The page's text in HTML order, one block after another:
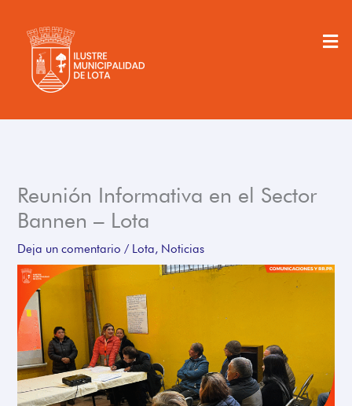
contenido
Reunión Informativa en el Sector
Bannen – Lota
Deja un comentario / Lota, Noticias